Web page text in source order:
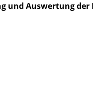
und Auswertung der